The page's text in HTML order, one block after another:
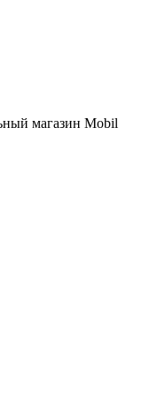
магазин Mobil